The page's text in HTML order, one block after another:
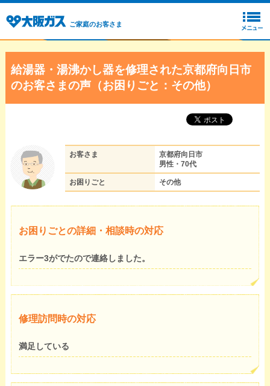
ご家庭のお客さま
給湯器・湯沸かし器を修理された京都府向日市
のお客さまの声（お困りごと：その他）
お客さま
京都府向日市
男性・70代
お困りごと その他
お困りごとの詳細・相談時の対応
エラー3がでたので連絡しました。
修理訪問時の対応
満足している